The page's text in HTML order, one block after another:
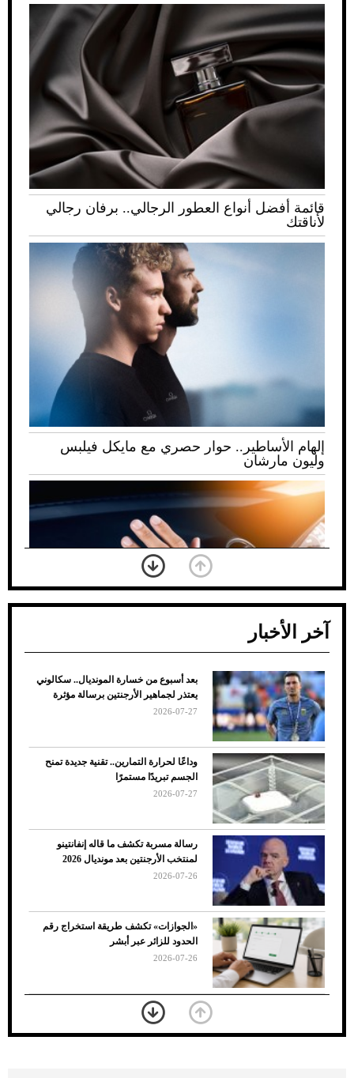
قائمة أفضل أنواع العطور الرجالي.. برفان رجالي
لأناقتك
إلهام الأساطير.. حوار حصري مع مايكل فيلبس
وليون مارشان
ضعف تبريد مكيف السيارة عند الوقوف.. أشهر
الأسباب والحلول
7 نصائح لاختيار لون البنطلون المناسب للقميص
الأسود
آخر الأخبار
بعد أسبوع من خسارة المونديال.. سكالوني
يعتذر لجماهير الأرجنتين برسالة مؤثرة
2026-07-27
وداعًا لحرارة التمارين.. تقنية جديدة تمنح
الجسم تبريدًا مستمرًا
2026-07-27
رسالة مسربة تكشف ما قاله إنفانتينو
لمنتخب الأرجنتين بعد مونديال 2026
2026-07-26
«الجوازات» تكشف طريقة استخراج رقم
الحدود للزائر عبر أبشر
2026-07-26
بعد 7 أشهر من تعرضه لحادث مروع.. جوشوا
يفوز على برينغا بـ"الضربة القاضية" (فيديو)
2026-07-26